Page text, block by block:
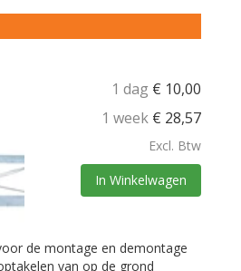
1 dag € 10,00
1 week € 28,57
Excl. Btw
In Winkelwagen
de montage en demontage
van op de grond